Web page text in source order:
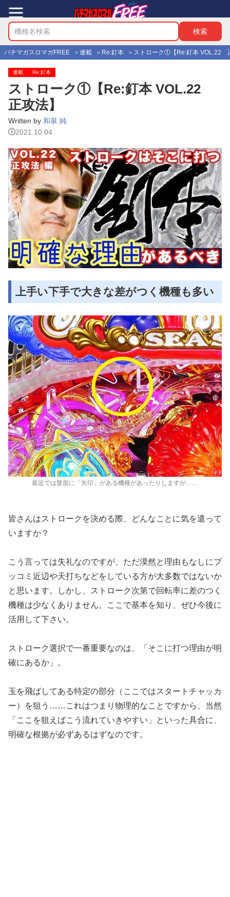
パチマガスロマガFREE 連載 Re:釘本 ストローク①【Re:釘本 VOL.22
連載 Re:釘本
ストローク①【Re:釘本 VOL.22
正攻法】
Written by 和泉 純
2021.10.04
上手い下手で大きな差がつく機種も多い
最近では盤面に「矢印」がある機種があったりしますが……
皆さんはストロークを決める際、どんなことに気を遣って
いますか？
こう言っては失礼なのですが、ただ漠然と理由もなしにブ
ッコミ近辺や天打ちなどをしている方が大多数ではないか
と思います。しかし、ストローク次第で回転率に差のつく
機種は少なくありません。ここで基本を知り、ぜひ今後に
活用して下さい。
ストローク選択で一番重要なのは、「そこに打つ理由が明
確にあるか」。
玉を飛ばしてある特定の部分（ここではスタートチャッカ
ー）を狙う……これはつまり物理的なことですから、当然
「ここを狙えばこう流れていきやすい」といった具合に、
明確な根拠が必ずあるはずなのです。